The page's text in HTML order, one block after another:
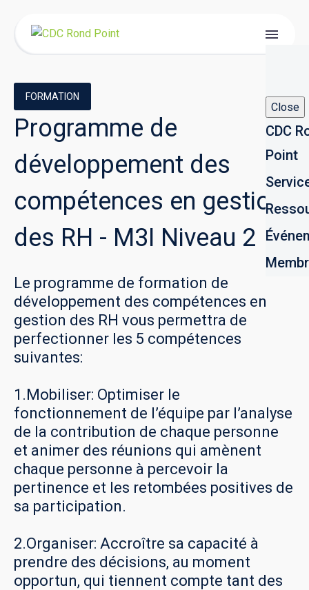
Close
CDC
Point
FORMATION
Programme de
développement des
compétences en gestion
des RH - M3I Niveau 2
Le programme de formation de
développement des compétences en
gestion des RH vous permettra de
perfectionner les 5 compétences
suivantes:
1.Mobiliser: Optimiser le
fonctionnement de l’équipe par l’analyse
de la contribution de chaque personne
et animer des réunions qui amènent
chaque personne à percevoir la
pertinence et les retombées positives de
sa participation.
2.Organiser: Accroître sa capacité à
prendre des décisions, au moment
opportun, qui tiennent compte tant des